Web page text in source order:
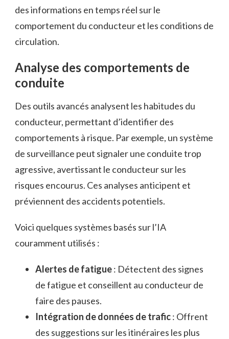
des informations en temps réel sur le
comportement du conducteur et les conditions de
circulation.
Analyse des comportements de
conduite
Des outils avancés analysent les habitudes du
conducteur, permettant d’identifier des
comportements à risque. Par exemple, un système
de surveillance peut signaler une conduite trop
agressive, avertissant le conducteur sur les
risques encourus. Ces analyses anticipent et
préviennent des accidents potentiels.
Voici quelques systèmes basés sur l’IA
couramment utilisés :
Alertes de fatigue: Détectent des signes
de fatigue et conseillent au conducteur de
faire des pauses.
Intégration de données de trafic: Offrent
des suggestions sur les itinéraires les plus